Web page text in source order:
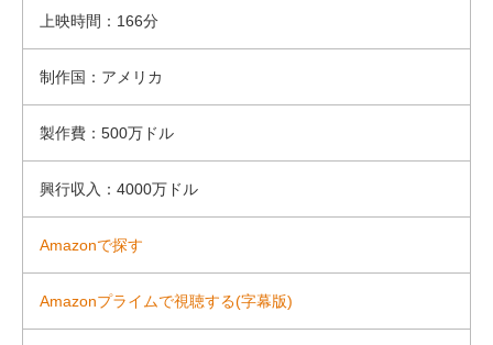
上映時間：166分
制作国：アメリカ
製作費：500万ドル
興行収入：4000万ドル
Amazonで探す
Amazonプライムで視聴する(字幕版)